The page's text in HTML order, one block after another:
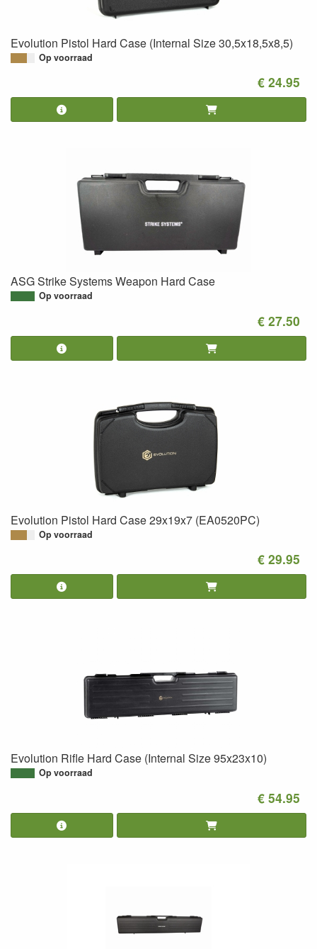
Evolution Pistol Hard Case (Internal Size 30,5x18,5x8,5)
Op voorraad
€ 24.95
ASG Strike Systems Weapon Hard Case
Op voorraad
€ 27.50
Evolution Pistol Hard Case 29x19x7 (EA0520PC)
Op voorraad
€ 29.95
Evolution Rifle Hard Case (Internal Size 95x23x10)
Op voorraad
€ 54.95